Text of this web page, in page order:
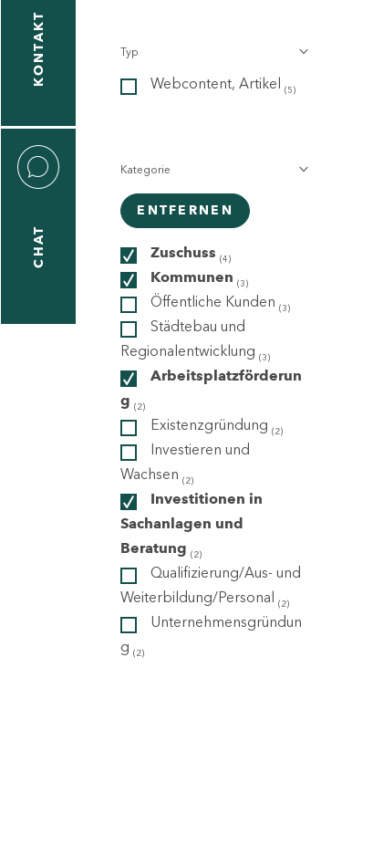
KONTAKT
CHAT
Typ
Webcontent, Artikel (5)
Kategorie
ENTFERNEN
Zuschuss (4)
Kommunen (3)
Öffentliche Kunden (3)
Städtebau und
Regionalentwicklung (3)
Arbeitsplatzförderun
g (2)
Existenzgründung (2)
Investieren und
Wachsen (2)
Investitionen in
Sachanlagen und
Beratung (2)
Qualifizierung/Aus- und
Weiterbildung/Personal (2)
Unternehmensgründun
g (2)